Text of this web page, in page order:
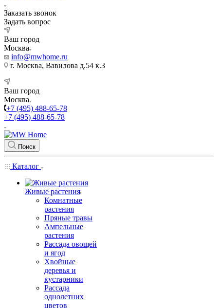
Заказать звонок
Задать вопрос
Ваш город
Москва
info@mwhome.ru
г. Москва, Вавилова д.54 к.3
Ваш город
Москва
+7 (495) 488-65-78
+7 (495) 488-65-78
Поиск
Каталог
Живые растения
Комнатные
растения
Пряные травы
Ампельные
растения
Рассада овощей
и ягод
Хвойные
деревья и
кустарники
Рассада
однолетних
цветов